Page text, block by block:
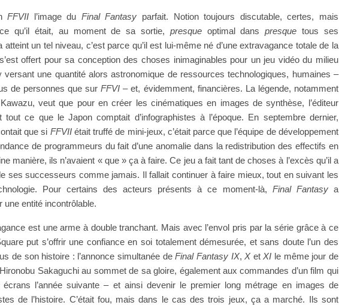
FFVII l’image du Final Fantasy parfait. Notion toujours discutable, certes, mais
qu’il était, au moment de sa sortie, presqueoptimal danspresque tous ses
atteint un tel niveau, c’est parce qu’il est lui-même né d’une extravagance totale de la
offert pour sa conception des choses inimaginables pour un jeu vidéo du milieu
une quantité alors astronomique de ressources technologiques, humaines –
de personnes que surFFVI – et, évidemment, financières. La légende, notamment
veut que pour en créer les cinématiques en images de synthèse, l’éditeur
tout ce que le Japon comptait d’infographistes à l’époque. En septembre dernier,
que si FFVIIétait truffé de mini-jeux, c’était parce que l’équipe de développement
de programmeurs du fait d’une anomalie dans la redistribution des effectifs en
manière, ils n’avaient « que » ça à faire. Ce jeu a fait tant de choses à l’excès qu’il a
ses successeurs comme jamais. Il fallait continuer à faire mieux, tout en suivant les
Pour certains des acteurs présents à ce moment-là, Final Fantasya
entité incontrôlable.
est une arme à double tranchant. Mais avec l’envol pris par la série grâce à ce
put s’offrir une confiance en soi totalement démesurée, et sans doute l’un des
de son histoire : l’annonce simultanée deFinal Fantasy IX, Xet XI le même jour de
Sakaguchi au sommet de sa gloire, également aux commandes d’un film qui
l’année suivante – et ainsi devenir le premier long métrage en images de
de l’histoire. C’était fou, mais dans le cas des trois jeux, ça a marché. Ils sont